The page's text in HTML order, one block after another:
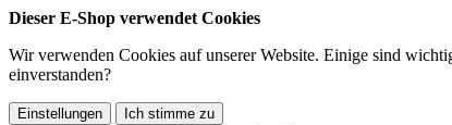
Dieser E-Shop verwendet Cookies
Wir verwenden Cookies auf unserer Website. Einige sind
einverstanden?
Einstellungen
Ich stimme zu